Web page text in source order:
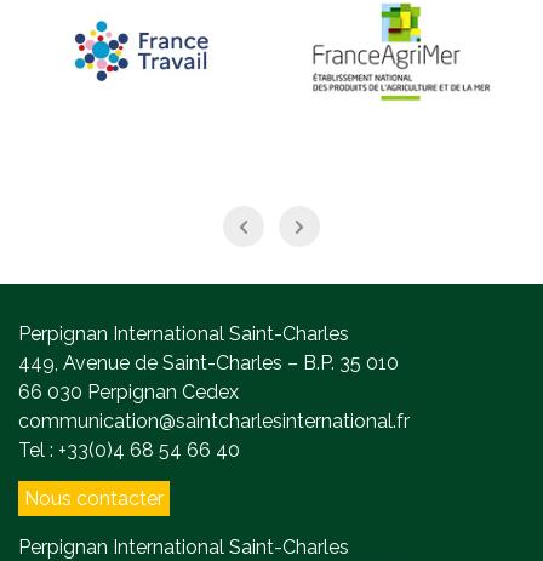
Perpignan International Saint-Charles
449, Avenue de Saint-Charles – B.P. 35 010
66 030 Perpignan Cedex
communication@saintcharlesinternational.fr
Tel : +33(0)4 68 54 66 40
Nous contacter
Perpignan International Saint-Charles